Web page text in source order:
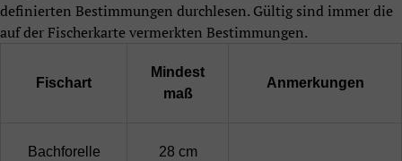
definierten Bestimmungen durchlesen. Gültig sind immer die
auf der Fischerkarte vermerkten Bestimmungen.
Fischart
Mindest
maß
Anmerkungen
Bachforelle 28 cm